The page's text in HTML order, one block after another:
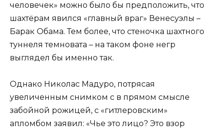
человечек» можно было бы предположить, что
шахтёрам явился «главный враг» Венесуэлы –
Барак Обама. Тем более, что стеночка шахтного
туннеля темновата – на таком фоне негр
выглядел бы именно так.
Однако Николас Мадуро, потрясая
увеличенным снимком с в прямом смысле
забойной рожицей, с «гитлеровским»
апломбом заявил: «Чье это лицо? Это взор